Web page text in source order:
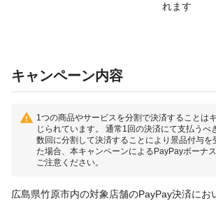
れます
キャンペーン内容
1つの商品やサービスを分割で決済することは
じられています。 通常1回の決済にて支払うべ
数回に分割して決済することにより景品付与を
た場合、本キャンペーンによるPayPayボーナ
ご注意ください。
広島県竹原市内の対象店舗のPayPay決済にお